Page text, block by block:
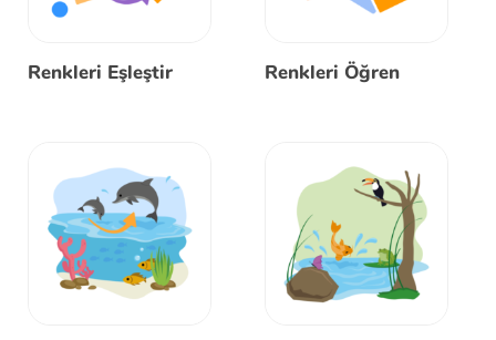
Renkleri Eşleştir Renkleri Öğren